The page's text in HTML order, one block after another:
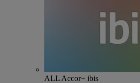
ALL Accor+ ibis